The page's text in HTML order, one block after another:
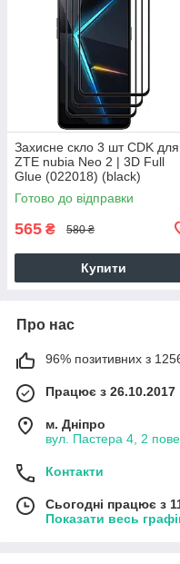
Захисне скло 3 шт CDK для
ZTE nubia Neo 2 | 3D Full
Glue (022018) (black)
Готово до відправки
565 ₴ 580 ₴
Купити
Про нас
96% позитивних з 1256
Працює з 26.10.2017
м. Дніпро
вул. Пастера 4, 2
Контакти
Сьогодні працює з
Показати весь